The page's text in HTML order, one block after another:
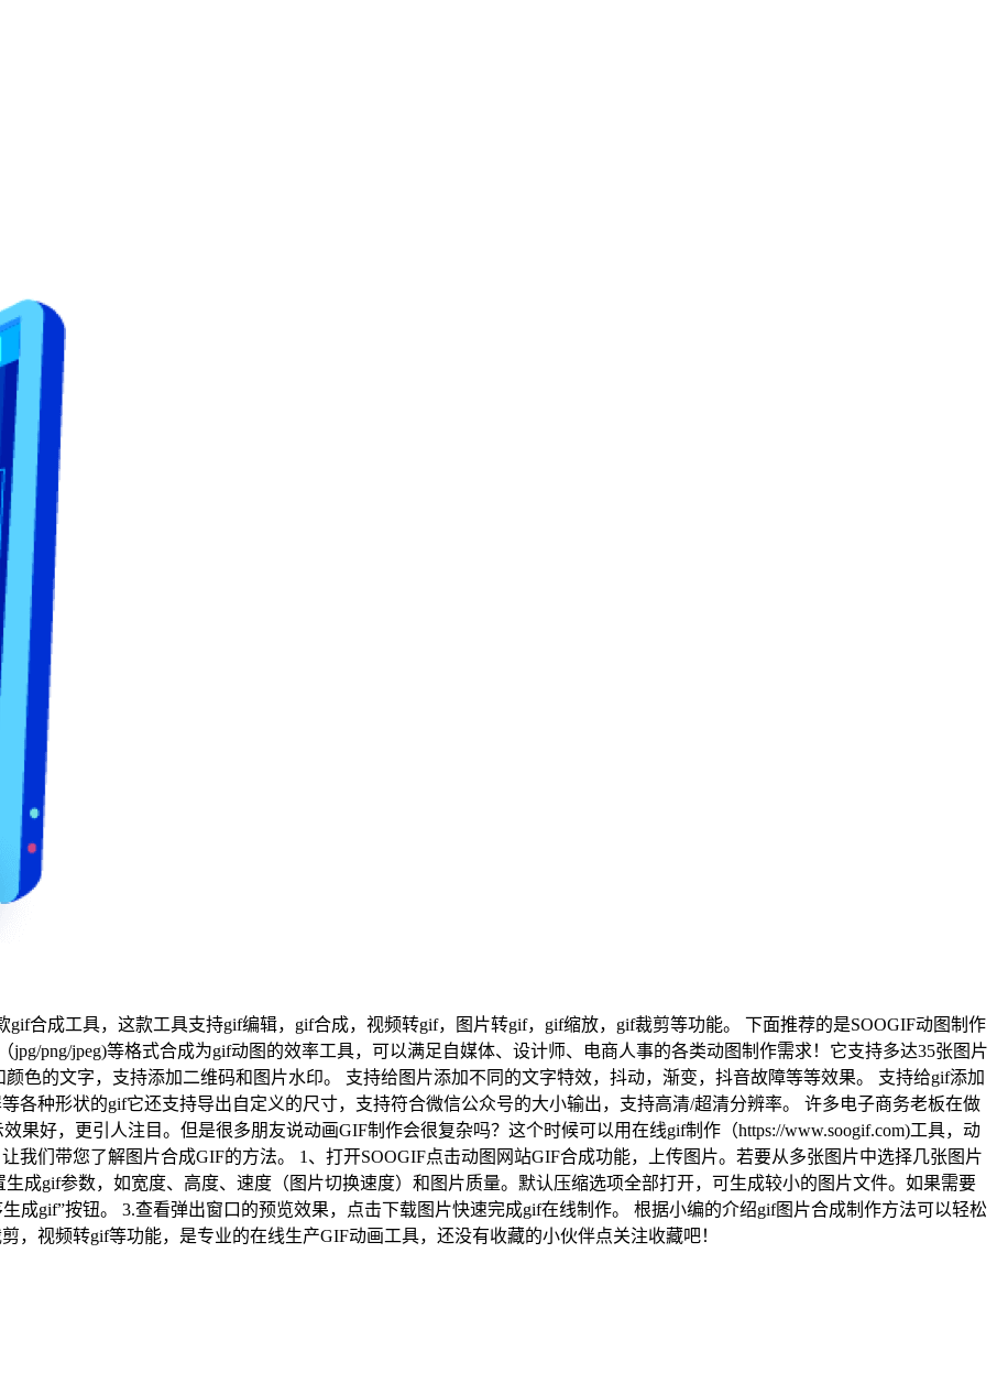
合成工具，这款工具支持gif编辑，gif合成，视频转gif，图片转gif，gif缩放，gif裁剪等功能。 下面推荐的是SOOGIF动图制作
png/jpeg)等格式合成为gif动图的效率工具，可以满足自媒体、设计师、电商人事的各类动图制作需求！它支持多达35张图片
色的文字，支持添加二维码和图片水印。 支持给图片添加不同的文字特效，抖动，渐变，抖音故障等等效果。 支持给gif添加
各种形状的gif它还支持导出自定义的尺寸，支持符合微信公众号的大小输出，支持高清/超清分辨率。 许多电子商务老板在做
果好，更引人注目。但是很多朋友说动画GIF制作会很复杂吗？这个时候可以用在线gif制作（https://www.soogif.com)工具，动
我们带您了解图片合成GIF的方法。 1、打开SOOGIF点击动图网站GIF合成功能，上传图片。若要从多张图片中选择几张图片
成gif参数，如宽度、高度、速度（图片切换速度）和图片质量。默认压缩选项全部打开，可生成较小的图片文件。如果需要
成gif”按钮。 3.查看弹出窗口的预览效果，点击下载图片快速完成gif在线制作。 根据小编的介绍gif图片合成制作方法可以轻松
，视频转gif等功能，是专业的在线生产GIF动画工具，还没有收藏的小伙伴点关注收藏吧！